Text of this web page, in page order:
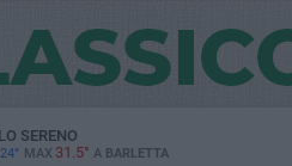
SERENO
24° MAX 31.5° A BARLETTA